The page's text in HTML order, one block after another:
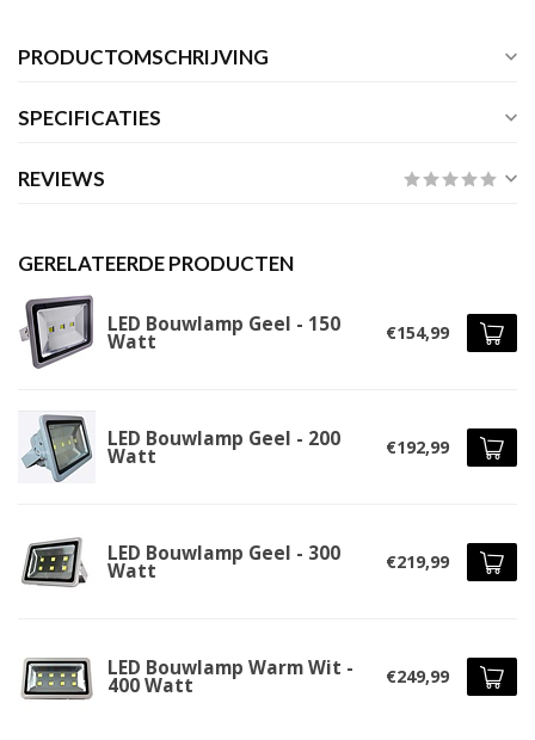
PRODUCTOMSCHRIJVING
SPECIFICATIES
REVIEWS
GERELATEERDE PRODUCTEN
LED Bouwlamp Geel - 150
Watt €154,99
LED Bouwlamp Geel - 200
Watt €192,99
LED Bouwlamp Geel - 300
Watt €219,99
LED Bouwlamp Warm Wit -
400 Watt €249,99